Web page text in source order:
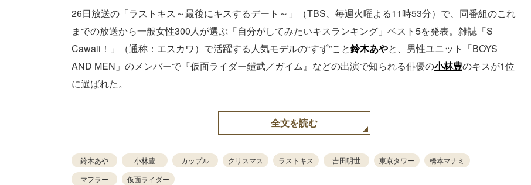
26日放送の「ラストキス～最後にキスするデート～」（TBS、毎週火曜よる11時53分）で、同番組のこれ
までの放送から一般女性300人が選ぶ「自分がしてみたいキスランキング」ベスト5を発表。雑誌「S
Cawaii！」（通称：エスカワ）で活躍する人気モデルの“すず”こと鈴木あやと、男性ユニット「BOYS
AND MEN」のメンバーで『仮面ライダー鎧武／ガイム』などの出演で知られる俳優の小林豊のキスが1位
に選ばれた。
全文を読む
鈴木あや 小林豊 カップル クリスマス ラストキス 吉田明世 東京タワー
橋本マナミ
マフラー
仮面ライダー